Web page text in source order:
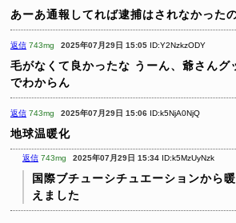
あーあ通報してれば逮捕はされなかったの
返信 743mg 2025年07月29日 15:05 ID:Y2NzkzODY
毛がなくて良かったな うーん、爺さんグ
でわからん
返信 743mg 2025年07月29日 15:06 ID:k5NjA0NjQ
地球温暖化
返信 743mg 2025年07月29日 15:34 ID:k5MzUyNzk
国際ブチューシチュエーションから
えました